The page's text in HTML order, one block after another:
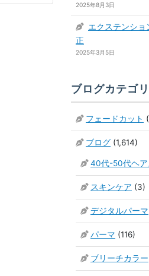
2025年8月3日
エクステンシ
正
2025年3月5日
ブログカテゴリ
フェードカット
ブログ (1,614)
40代-50代ヘア
スキンケア (3)
デジタルパーマ
パーマ (116)
ブリーチカラー